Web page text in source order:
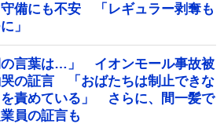
備にも不安 「レギュラー剥奪も
」
の言葉は…」 イオンモール事故被
の証言 「おばたちは制止できな
責めている」 さらに、間一髪で
員の証言も